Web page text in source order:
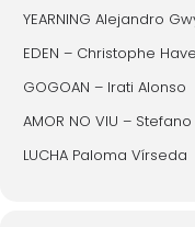
YEARNING Alejandro
EDEN – Christophe
GOGOAN – Irati Alonso
AMOR NO VIU –
LUCHA Paloma Vírseda